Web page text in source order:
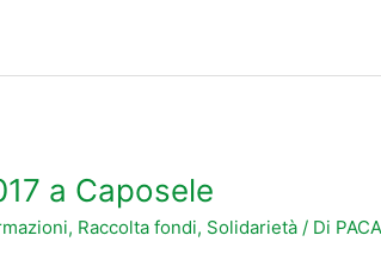
a Caposele
, Raccolta fondi, Solidarietà / Di